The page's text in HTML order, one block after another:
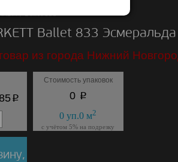
/Ballet 833
Ballet 833 Эсмеральда
из города Нижний
p
Стоимость упаковок
0 p
0 уп.0 м2
с учётом 5% на подрезку